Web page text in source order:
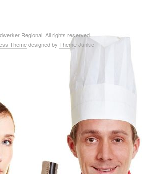
Regional. All rights reserved.
Themedesigned by Theme Junkie